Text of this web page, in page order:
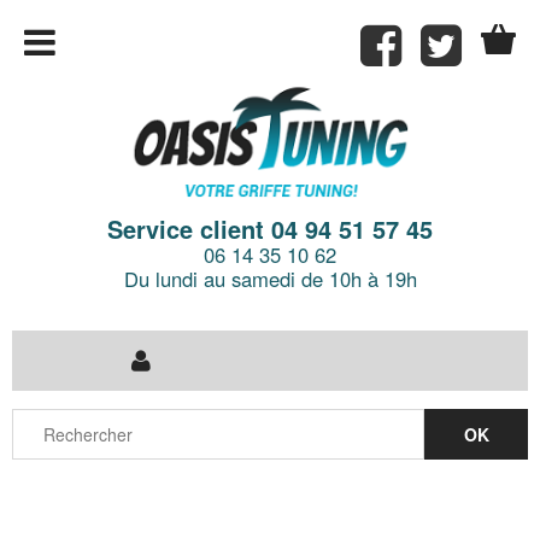
Service client 04 94 51 57 45
06 14 35 10 62
Du lundi au samedi de 10h à 19h